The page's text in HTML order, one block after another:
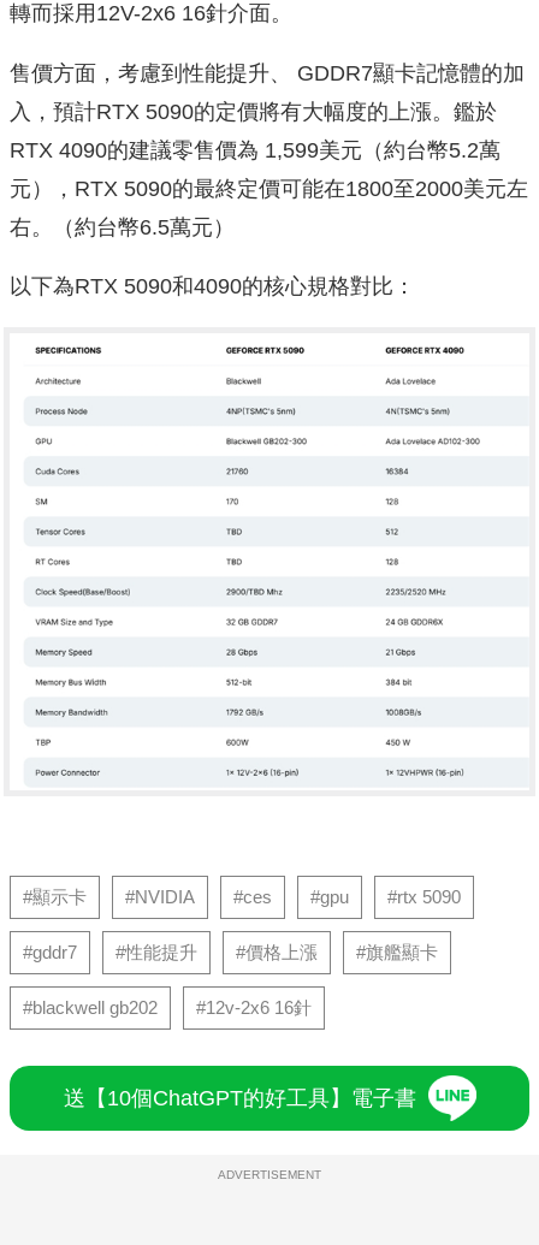
轉而採用12V-2x6 16針介面。
售價方面，考慮到性能提升、 GDDR7顯卡記憶體的加
入，預計RTX 5090的定價將有大幅度的上漲。鑑於
RTX 4090的建議零售價為 1,599美元（約台幣5.2萬
元），RTX 5090的最終定價可能在1800至2000美元左
右。（約台幣6.5萬元）
以下為RTX 5090和4090的核心規格對比：
#顯示卡 #NVIDIA #ces #gpu #rtx 5090
#gddr7 #性能提升 #價格上漲 #旗艦顯卡
#blackwell gb202 #12v-2x6 16針
送【10個ChatGPT的好工具】電子書
ADVERTISEMENT